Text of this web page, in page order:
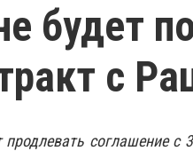
будет
с
соглашение